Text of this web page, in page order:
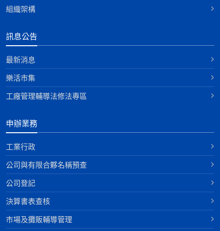
組織架構
訊息公告
最新消息
樂活市集
工廠管理輔導法修法專區
申辦業務
工業行政
公司與有限合夥名稱預查
公司登記
決算書表查核
巿場及攤販輔導管理